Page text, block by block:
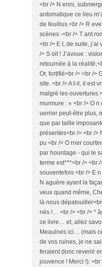
<br /> N enni,
antomatique ce lieu
de feuillus.<br /> R
scènes -<br /> T ant
<br /> E t, de suite,
/> S oit ! J’avoue :
retournée à la
Or, fortifié<br /> <br />
site. <br /> A t-il, il est
malgré les
murmure : « <br /> O n
uerrier peut-être plus,
que par taille
présentes<br /> <br />
pu <br /> O rner
par hourdage - qui le
terme est***<br /> <br
souventefois <br /> E
N aguère ayant la
veux quand même,
là nous
nés !… <br /> <br /> *
ce livre… et, allez
Meaulnes ici… (mais
de vos ruines, je ne
feraient donc revenir
jouvence ! Merci !).